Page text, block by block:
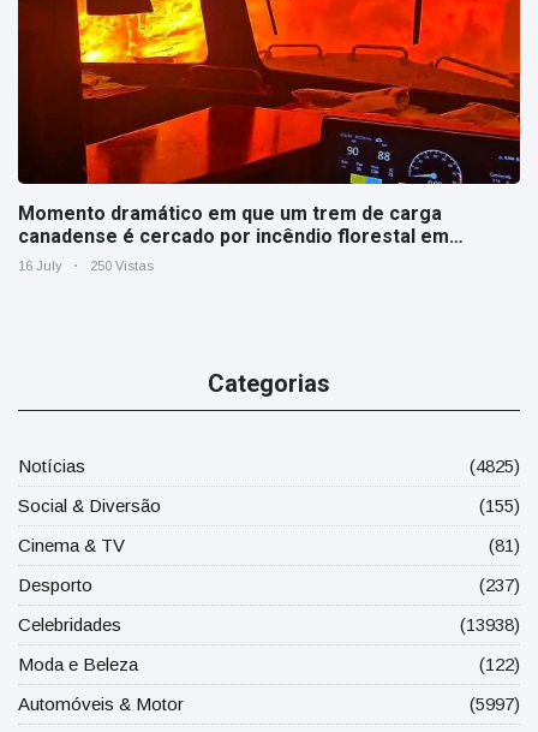
Momento dramático em que um trem de carga
canadense é cercado por incêndio florestal em
Ontário
16 July 250 Vistas
Categorias
Notícias
(4825)
Social & Diversão
(155)
Cinema & TV
(81)
Desporto
(237)
Celebridades
(13938)
Moda e Beleza
(122)
Automóveis & Motor
(5997)